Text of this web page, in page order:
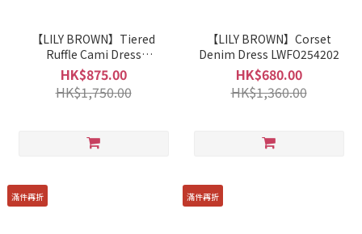
【LILY BROWN】Tiered
Ruffle Cami Dress
LWFO254212
HK$875.00
HK$1,750.00
【LILY BROWN】Corset
Denim Dress LWFO254202
HK$680.00
HK$1,360.00
滿件再折 滿件再折